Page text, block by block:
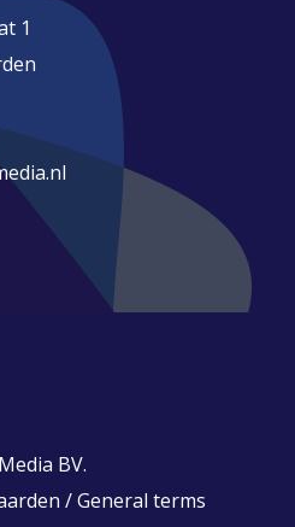
1
BV.
/General terms